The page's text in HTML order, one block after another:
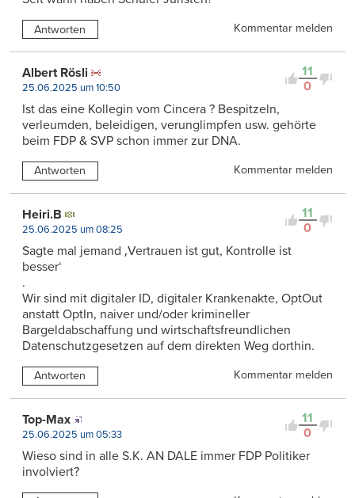
Antworten Kommentar melden
11
0
Albert Rösli
25.06.2025 um 10:50
Ist das eine Kollegin vom Cincera ? Bespitzeln,
verleumden, beleidigen, verunglimpfen usw. gehörte
beim FDP & SVP schon immer zur DNA.
Antworten Kommentar melden
11
0
Heiri.B
25.06.2025 um 08:25
Sagte mal jemand ‚Vertrauen ist gut, Kontrolle ist
besser‘
.
Wir sind mit digitaler ID, digitaler Krankenakte, OptOut
anstatt OptIn, naiver und/oder krimineller
Bargeldabschaffung und wirtschaftsfreundlichen
Datenschutzgesetzen auf dem direkten Weg dorthin.
Antworten Kommentar melden
11
0
Top-Max
25.06.2025 um 05:33
Wieso sind in alle S.K. AN DALE immer FDP Politiker
involviert?